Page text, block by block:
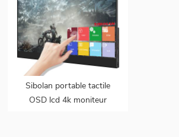
Sibolan portable tactile
OSD lcd 4k moniteur